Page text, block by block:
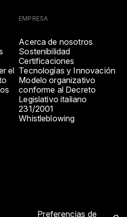
el
EMPRESA
Acerca de nosotros
Sostenibilidad
Certificaciones
Tecnologías y Innovación
Modelo organizativo
conforme al Decreto
Legislativo italiano
231/2001
Whistleblowing
Preferencias de